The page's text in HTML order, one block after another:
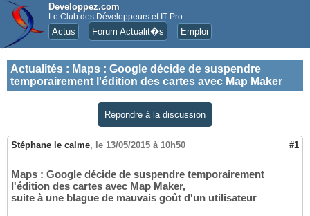
Developpez.com
Le Club des Développeurs et IT Pro
Actus Forum Actualit�s Emploi
Actualités : Maps : Google décide de suspendre
temporairement l'édition des cartes avec Map Maker
Répondre à la discussion
Stéphane le calme, le 13/05/2015 à 10h50 #1
Maps : Google décide de suspendre temporairement
l'édition des cartes avec Map Maker,
suite à une blague de mauvais goût d'un utilisateur